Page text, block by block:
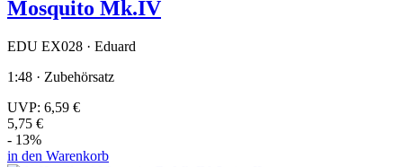
Mosquito Mk.IV
EDU EX028 · Eduard
1:48 · Zubehörsatz
UVP: 6,59 €
5,75 €
- 13%
in den Warenkorb